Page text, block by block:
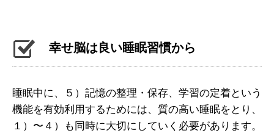
幸せ脳は良い睡眠習慣から
睡眠中に、５）記憶の整理・保存、学習の定着という
機能を有効利用するためには、質の高い睡眠をとり、
１）〜４）も同時に大切にしていく必要があります。